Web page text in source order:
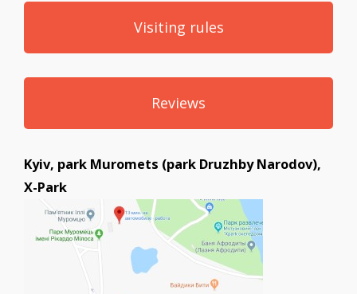
Visiting rules
Reviews
Kyiv, park Muromets (park Druzhby Narodov),
X-Park